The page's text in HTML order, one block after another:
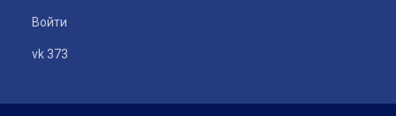
Войти
vk 373